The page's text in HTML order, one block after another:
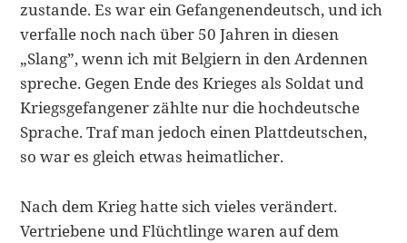
zustande. Es war ein Gefangenendeutsch, und ich
verfalle noch nach über 50 Jahren in diesen
„Slang”, wenn ich mit Belgiern in den Ardennen
spreche. Gegen Ende des Krieges als Soldat und
Kriegsgefangener zählte nur die hochdeutsche
Sprache. Traf man jedoch einen Plattdeutschen,
so war es gleich et­was heimatlicher.
Nach dem Krieg hatte sich vieles verändert.
Vertriebene und Flüchtlinge waren auf dem